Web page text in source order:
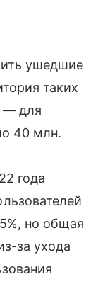
ушедшие
таких
— для
40 млн.
года
но общая
за ухода